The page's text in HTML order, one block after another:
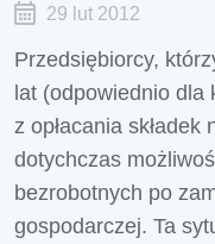
29 lut 2012
Przedsiębiorcy,
lat (odpowiednio
z opłacania
dotychczas
bezrobotnych po
gospodarczej. Ta